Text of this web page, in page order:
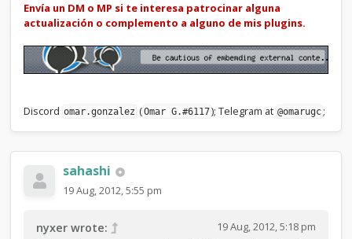
Envía un DM o MP si te interesa patrocinar alguna
actualización o complemento a alguno de mis plugins.
Discord omar.gonzalez (Omar G.#6117); Telegram at @omarugc ;
sahashi
19 Aug, 2012, 5:55 pm
19 Aug, 2012, 5:18 pm
nyxer wrote: